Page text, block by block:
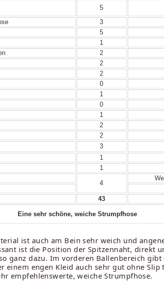
5
3
5
1
2
2
2
0
1
0
1
2
2
3
1
1
4
43
Eine sehr schöne, weiche Strumpfhose
ist auch am Bein sehr weich und
ist die Position der Spitzennaht, direkt
ganz dazu. Im vorderen Ballenbereich
engen Kleid auch sehr gut ohne Slip
empfehlenswerte, weiche Strumpfhose.